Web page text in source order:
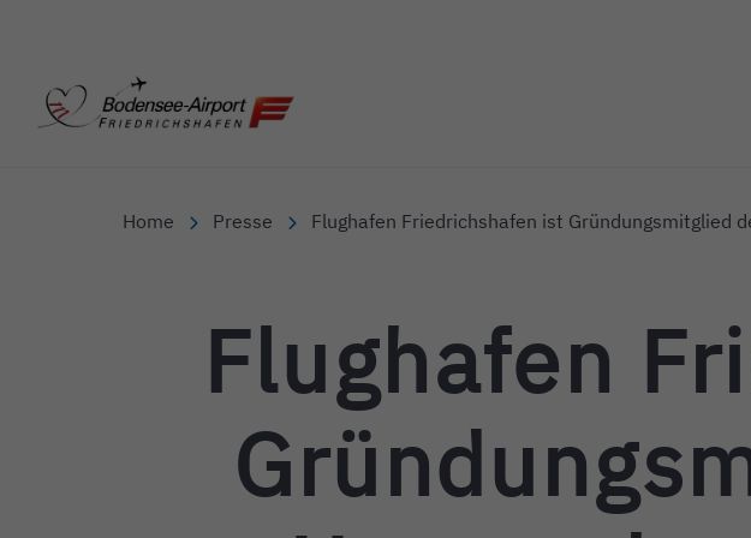
Home Presse Flughafen Friedrichshafen ist Gründungsmitglied
Flughafen